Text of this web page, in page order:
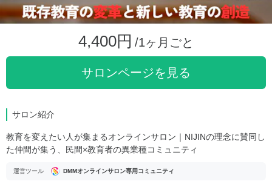
4,400円 /1ヶ月ごと
サロンページを見る
サロン紹介
教育を変えたい人が集まるオンラインサロン｜NIJINの理念に賛同し
た仲間が集う、民間×教育者の異業種コミュニティ
運営ツール DMMオンラインサロン専用コミュニティ